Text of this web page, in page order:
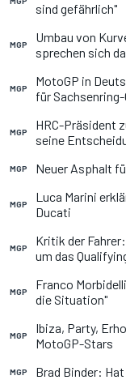
sind gefährlich"
MGP
Umbau von
sprechen sich
MGP
MotoGP in
für Sachsenring-
MGP
HRC-Präsident
seine
MGP Neuer Asphalt
MGP
Luca Marini
Ducati
MGP
Kritik der
um das
MGP
Franco
die Situation"
MGP
Ibiza, Party,
MotoGP-Stars
MGP Brad Binder: